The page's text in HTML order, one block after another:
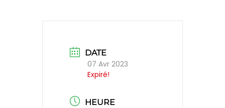
DATE
07 Avr 2023
Expiré!
HEURE